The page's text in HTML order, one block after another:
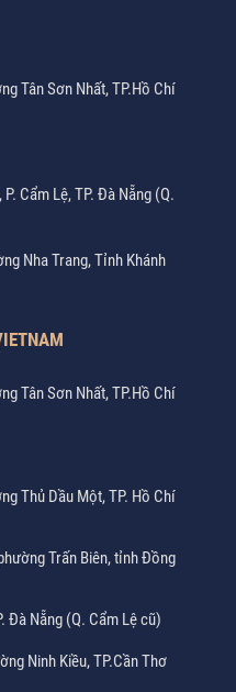
Tân Sơn Nhất, TP.Hồ Chí
Cẩm Lệ, TP. Đà Nẵng (Q.
Nha Trang, Tỉnh Khánh
Tân Sơn Nhất, TP.Hồ Chí
Thủ Dầu Một, TP. Hồ Chí
Trấn Biên, tỉnh Đồng
Đà Nẵng (Q. Cẩm Lệ cũ)
Ninh Kiều, TP.Cần Thơ